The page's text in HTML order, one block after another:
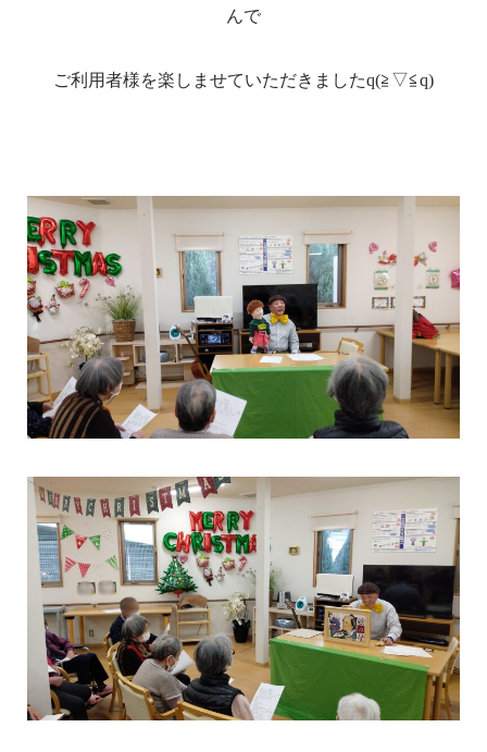
んで
ご利用者様を楽しませていただきましたq(≧▽≦q)